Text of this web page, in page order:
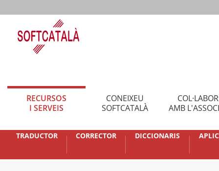
RECURSOS
I SERVEIS
CONEIXEU
SOFTCATALÀ
AMB
TRADUCTOR CORRECTOR DICCIONARIS